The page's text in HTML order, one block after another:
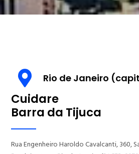
Rio de Janeiro
Cuidare
Barra da Tijuca
Rua Engenheiro Haroldo Cavalcanti, 360,